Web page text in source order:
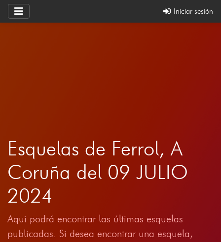
Iniciar sesión
Esquelas de Ferrol, A
Coruña del 09 JULIO
2024
Aqui podrá encontrar las últimas esquelas
publicadas. Si desea encontrar una esquela,